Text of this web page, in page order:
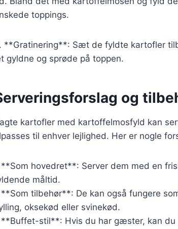
toppings.
**Gratinering**: Sæt de fyldte kartofler
gyldne og sprøde på toppen.
og
kartofler med kartoffelmosfyld kan
til enhver lejlighed. Her er nogle
**Som hovedret**: Server dem med en
måltid.
**Som tilbehør**: De kan også fungere
oksekød eller svinekød.
**Buffet-stil**: Hvis du har gæster, kan